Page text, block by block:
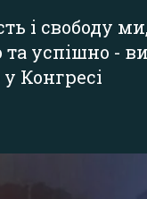
і свободу
та успішно -
Конгресі